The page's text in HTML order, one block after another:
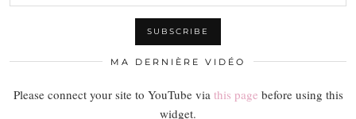
MA DERNIÈRE VIDÉO
Please connect your site to YouTube via this page before using this
widget.